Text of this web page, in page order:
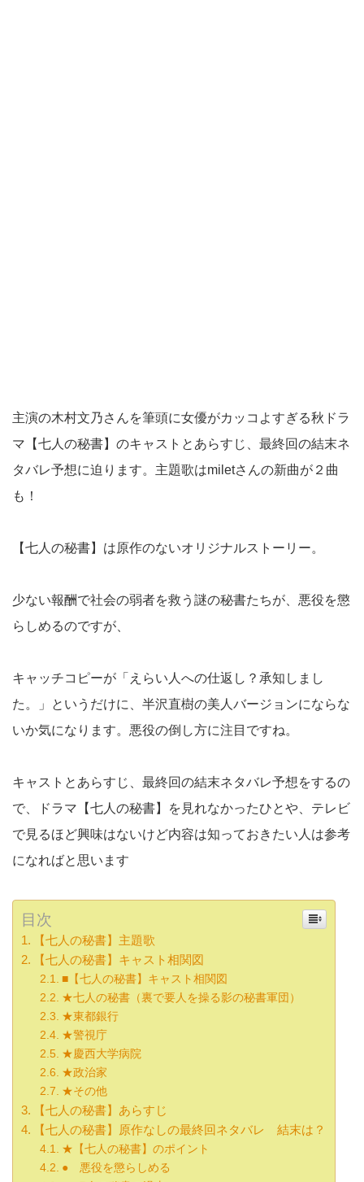
主演の木村文乃さんを筆頭に女優がカッコよすぎる秋ドラ
マ【七人の秘書】のキャストとあらすじ、最終回の結末ネ
タバレ予想に迫ります。主題歌はmiletさんの新曲が２曲
も！
【七人の秘書】は原作のないオリジナルストーリー。
少ない報酬で社会の弱者を救う謎の秘書たちが、悪役を懲
らしめるのですが、
キャッチコピーが「えらい人への仕返し？承知しまし
た。」というだけに、半沢直樹の美人バージョンにならな
いか気になります。悪役の倒し方に注目ですね。
キャストとあらすじ、最終回の結末ネタバレ予想をするの
で、ドラマ【七人の秘書】を見れなかったひとや、テレビ
で見るほど興味はないけど内容は知っておきたい人は参考
になればと思います
目次
【七人の秘書】主題歌
【七人の秘書】キャスト相関図
■【七人の秘書】キャスト相関図
★七人の秘書（裏で要人を操る影の秘書軍団）
★東都銀行
★警視庁
★慶西大学病院
★政治家
★その他
【七人の秘書】あらすじ
【七人の秘書】原作なしの最終回ネタバレ 結末は？
★【七人の秘書】のポイント
● 悪役を懲らしめる